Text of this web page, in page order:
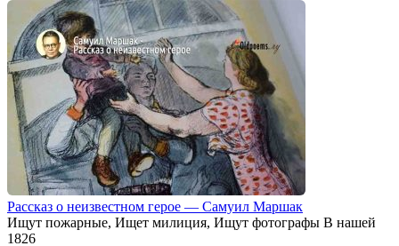
Рассказ о неизвестном герое — Самуил Маршак
Ищут пожарные, Ищет милиция, Ищут фотографы В нашей
1826